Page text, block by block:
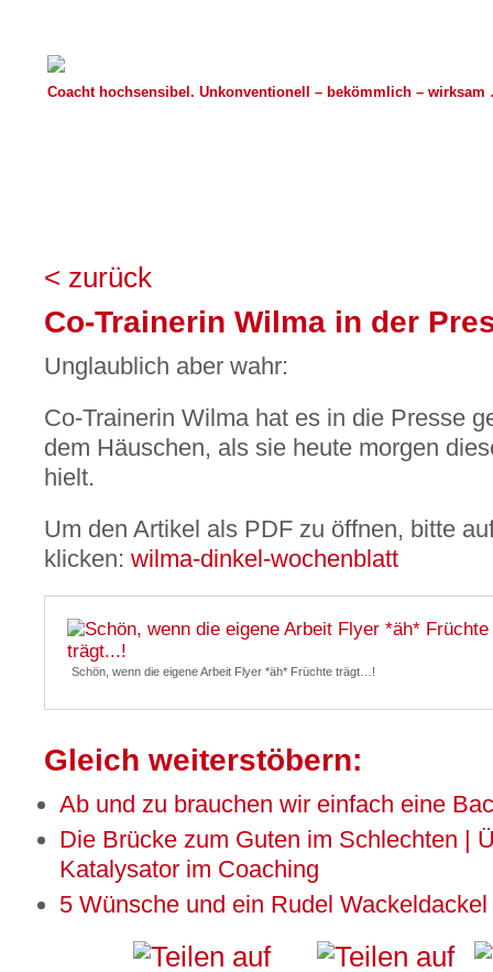
Coacht hochsensibel. Unkonventionell – bekömmlich –
< zurück
Co-Trainerin Wilma in der
Unglaublich aber wahr:
Co-Trainerin Wilma hat es in die Presse
dem Häuschen, als sie heute morgen
hielt.
Um den Artikel als PDF zu öffnen, bitte
klicken: wilma-dinkel-wochenblatt
Schön, wenn die eigene Arbeit Flyer *äh* Früchte trägt…!
Gleich weiterstöbern:
Ab und zu brauchen wir einfach eine
Die Brücke zum Guten im Schlechten |
Katalysator im Coaching
5 Wünsche und ein Rudel